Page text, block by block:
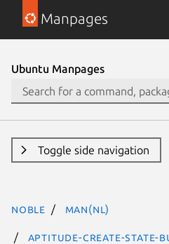
Manpages
Ubuntu Manpages
Toggle side navigation
noble man(nl)
aptitude-create-state-